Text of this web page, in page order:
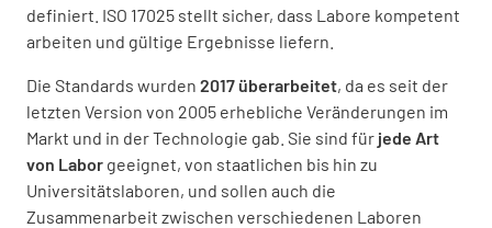
definiert. ISO 17025 stellt sicher, dass Labore kompetent
arbeiten und gültige Ergebnisse liefern.
Die Standards wurden 2017 überarbeitet, da es seit der
letzten Version von 2005 erhebliche Veränderungen im
Markt und in der Technologie gab. Sie sind für jede Art
von Labor geeignet, von staatlichen bis hin zu
Universitätslaboren, und sollen auch die
Zusammenarbeit zwischen verschiedenen Laboren